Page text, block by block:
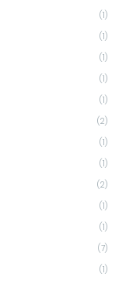
(1)
(1)
(1)
(1)
(1)
(2)
(1)
(1)
(2)
(1)
(1)
(7)
(1)